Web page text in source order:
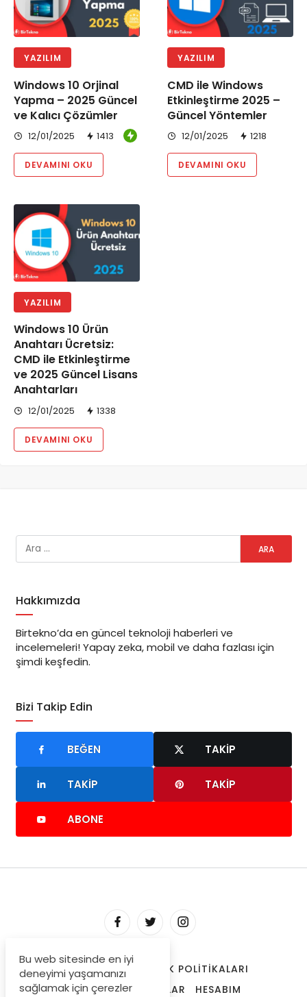
YAZILIM
Windows 10 Orjinal
Yapma – 2025 Güncel
ve Kalıcı Çözümler
12/01/2025 1413
DEVAMINI OKU
YAZILIM
CMD ile Windows
Etkinleştirme 2025 –
Güncel Yöntemler
12/01/2025 1218
DEVAMINI OKU
YAZILIM
Windows 10 Ürün
Anahtarı Ücretsiz:
CMD ile Etkinleştirme
ve 2025 Güncel Lisans
Anahtarları
12/01/2025 1338
DEVAMINI OKU
Hakkımızda
Birtekno’da en güncel teknoloji haberleri ve
incelemeleri! Yapay zeka, mobil ve daha fazlası için
şimdi keşfedin.
Bizi Takip Edin
BEĞEN TAKIP
TAKIP TAKIP
ABONE
HAKKIMIZDA
GIZLILIK POLITIKALARI
TRENDLERDEKI YAZILAR
HESABIM
Bu web sitesinde en iyi
deneyimi yaşamanızı
sağlamak için çerezler